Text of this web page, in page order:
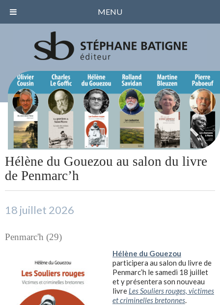
Hélène du Gouezou au salon du livre
de Penmarc’h
18 juillet 2026
Penmarc'h (29)
Hélène du Gouezou
participera au salon du livre de
Penmarc’h le samedi 18 juillet
et y présentera son nouveau
livre Les Souliers rouges, victimes
et criminelles bretonnes.
MENU